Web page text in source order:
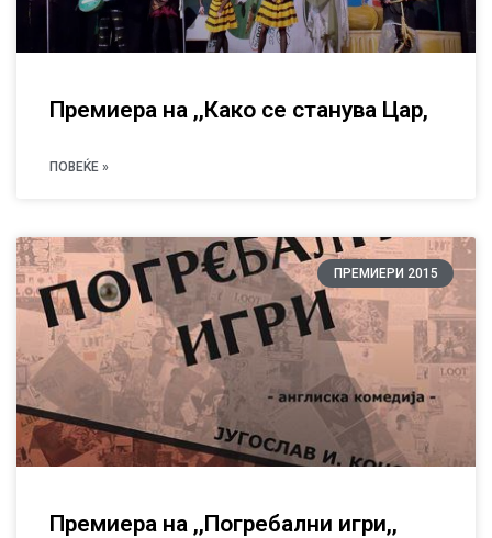
Премиера на ,,Како се станува Цар,
ПОВЕЌЕ »
ПРЕМИЕРИ 2015
Премиера на ,,Погребални игри,,